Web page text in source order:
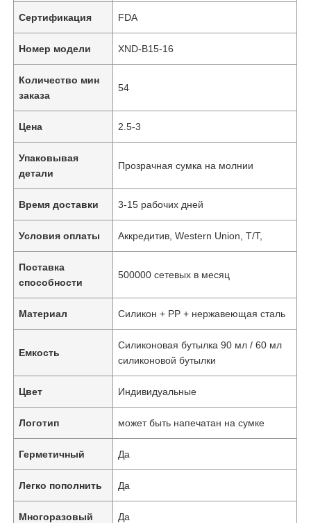
Сертификация FDA
Номер модели XND-B15-16
Количество мин
заказа
54
Цена 2.5-3
Упаковывая
детали
Прозрачная сумка на молнии
Время доставки 3-15 рабочих дней
Условия оплаты Аккредитив, Western Union, T/T,
Поставка
способности
500000 сетевых в месяц
Материал Силикон + PP + нержавеющая сталь
Емкость
Силиконовая бутылка 90 мл / 60 мл
силиконовой бутылки
Цвет Индивидуальные
Логотип может быть напечатан на сумке
Герметичный Да
Легко пополнить Да
Многоразовый Да